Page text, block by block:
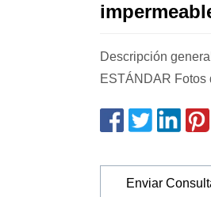
Descripción
ESTÁNDAR Fotos
Enviar